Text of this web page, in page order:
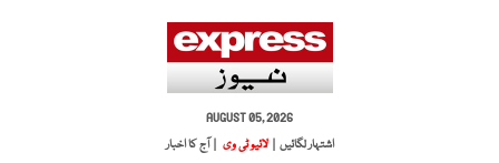
AUGUST 05, 2026
اشتہار لگائیں |
لائیو ٹی وی | آج کا اخبار